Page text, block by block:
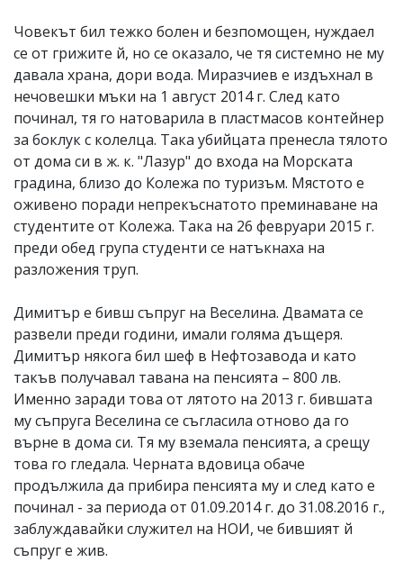
Човекът бил тежко болен и безпомощен, нуждаел
се от грижите й, но се оказало, че тя системно не му
давала храна, дори вода. Миразчиев е издъхнал в
нечовешки мъки на 1 август 2014 г. След като
починал, тя го натоварила в пластмасов контейнер
за боклук с колелца. Така убийцата пренесла тялото
от дома си в ж. к. "Лазур" до входа на Морската
градина, близо до Колежа по туризъм. Мястото е
оживено поради непрекъснатото преминаване на
студентите от Колежа. Така на 26 февруари 2015 г.
преди обед група студенти се натъкнаха на
разложения труп.
Димитър е бивш съпруг на Веселина. Двамата се
развели преди години, имали голяма дъщеря.
Димитър някога бил шеф в Нефтозавода и като
такъв получавал тавана на пенсията – 800 лв.
Именно заради това от лятото на 2013 г. бившата
му съпруга Веселина се съгласила отново да го
върне в дома си. Тя му вземала пенсията, а срещу
това го гледала. Черната вдовица обаче
продължила да прибира пенсията му и след като е
починал - за периода от 01.09.2014 г. до 31.08.2016 г.,
заблуждавайки служител на НОИ, че бившият й
съпруг е жив.